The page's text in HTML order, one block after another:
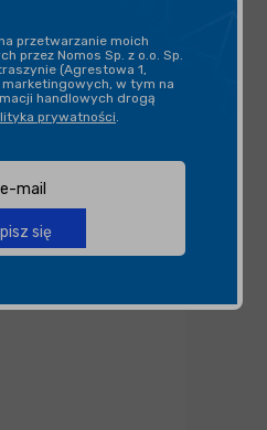
przetwarzanie moich
przez Nomos Sp. z o.o. Sp.
(Agrestowa 1,
marketingowych, w tym na
handlowych drogą
prywatności.
się